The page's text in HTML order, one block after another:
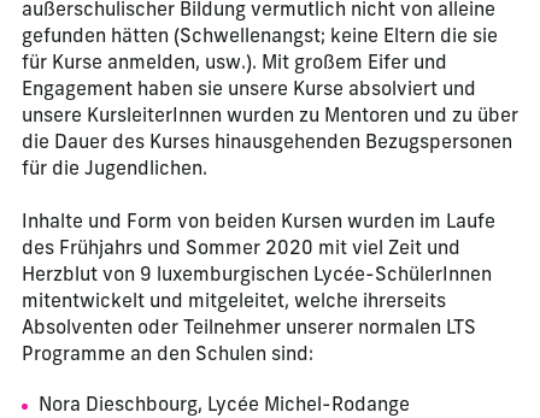
außerschulischer Bildung vermutlich nicht von alleine
gefunden hätten (Schwellenangst; keine Eltern die sie
für Kurse anmelden, usw.). Mit großem Eifer und
Engagement haben sie unsere Kurse absolviert und
unsere KursleiterInnen wurden zu Mentoren und zu über
die Dauer des Kurses hinausgehenden Bezugspersonen
für die Jugendlichen.
Inhalte und Form von beiden Kursen wurden im Laufe
des Frühjahrs und Sommer 2020 mit viel Zeit und
Herzblut von 9 luxemburgischen Lycée-SchülerInnen
mitentwickelt und mitgeleitet, welche ihrerseits
Absolventen oder Teilnehmer unserer normalen LTS
Programme an den Schulen sind:
Nora Dieschbourg, Lycée Michel-Rodange